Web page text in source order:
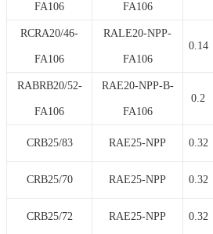
FA106 FA106
RCRA20/46-
FA106
RALE20-NPP-
FA106
0.14
RABRB20/52-
FA106
RAE20-NPP-B-
FA106
0.2
CRB25/83 RAE25-NPP 0.32
CRB25/70 RAE25-NPP 0.32
CRB25/72 RAE25-NPP 0.32